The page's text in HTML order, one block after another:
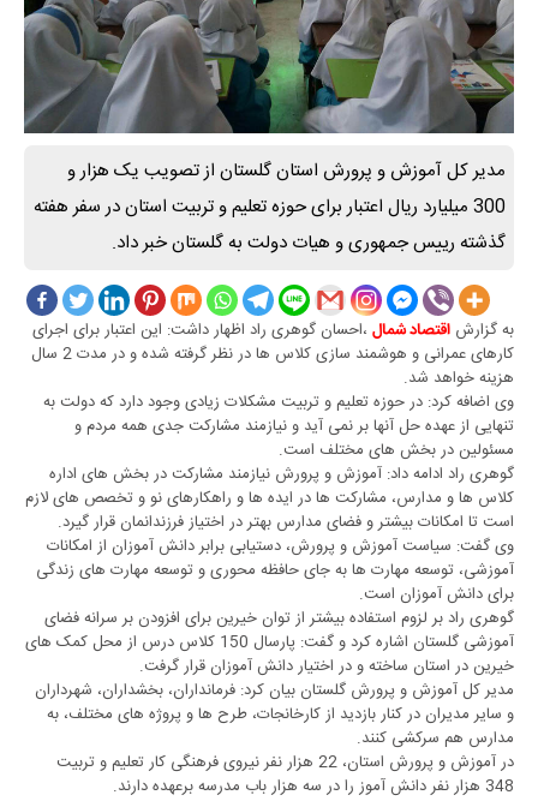
مدیر کل آموزش و پرورش استان گلستان از تصویب یک هزار و
300 میلیارد ریال اعتبار برای حوزه تعلیم و تربیت استان در سفر هفته
گذشته رییس جمهوری و هیات دولت به گلستان خبر داد.
به گزارش اقتصاد شمال ،احسان گوهری راد اظهار داشت: این اعتبار برای اجرای
کارهای عمرانی و هوشمند سازی کلاس ها در نظر گرفته شده و در مدت 2 سال
هزینه خواهد شد.
وی اضافه کرد: در حوزه تعلیم و تربیت مشکلات زیادی وجود دارد که دولت به
تنهایی از عهده حل آنها بر نمی آید و نیازمند مشارکت جدی همه مردم و
مسئولین در بخش های مختلف است.
گوهری راد ادامه داد: آموزش و پرورش نیازمند مشارکت در بخش های اداره
کلاس ها و مدارس، مشارکت ها در ایده ها و راهکارهای نو و تخصص های لازم
است تا امکانات بیشتر و فضای مدارس بهتر در اختیاز فرزندانمان قرار گیرد.
وی گفت: سیاست آموزش و پرورش، دستیابی برابر دانش آموزان از امکانات
آموزشی، توسعه مهارت ها به جای حافظه محوری و توسعه مهارت های زندگی
برای دانش آموزان است.
گوهری راد بر لزوم استفاده بیشتر از توان خیرین برای افزودن بر سرانه فضای
آموزشی گلستان اشاره کرد و گفت: پارسال 150 کلاس درس از محل کمک های
خیرین در استان ساخته و در اختیار دانش آموزان قرار گرفت.
مدیر کل آموزش و پرورش گلستان بیان کرد: فرمانداران، بخشداران، شهرداران
و سایر مدیران در کنار بازدید از کارخانجات، طرح ها و پروژه های مختلف، به
مدارس هم سرکشی کنند.
در آموزش و پرورش استان، 22 هزار نفر نیروی فرهنگی کار تعلیم و تربیت
348 هزار نفر دانش آموز را در سه هزار باب مدرسه برعهده دارند.